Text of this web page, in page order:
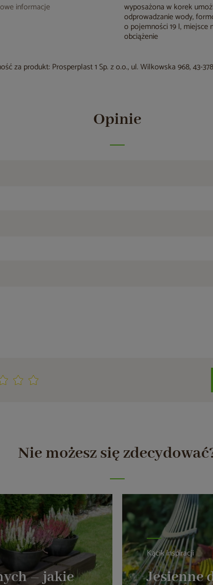
informacje
wyposażona w korek
odprowadzanie wody,
o pojemności 19 l, miejsce
obciążenie
za produkt: Prosperplast 1 Sp. z o.o., ul. Wilkowska 968, 43-
Opinie
Nie możesz się
– jakie
Kącik inspiracji
Jesienne